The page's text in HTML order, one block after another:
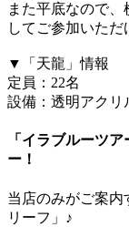
また平底なので
してご参加いただ
▼「天龍」情報
定員：22名
設備：透明アクリ
「イラブルーツ
ー！
当店のみがご案
リーフ」♪